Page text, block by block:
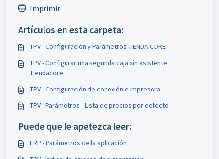
Imprimir
Artículos en esta carpeta:
TPV - Configuración y Parámetros TIENDA CORE
TPV - Configurar una segunda caja sin asistente
Tiendacore
TPV - Configuración de conexión e impresora
TPV - Parámetros - Lista de precios por defecto
Puede que le apetezca leer:
ERP - Parámetros de la aplicación